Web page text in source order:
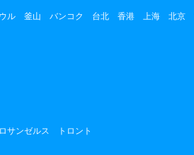
ル 釜山 バンコク 台北 香港 上海 北京
ロサンゼルス トロント